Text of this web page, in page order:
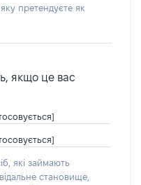
претендуєте як
якщо це вас
які займають
становище,